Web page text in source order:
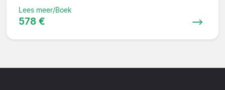
Lees meer/Boek
578 €